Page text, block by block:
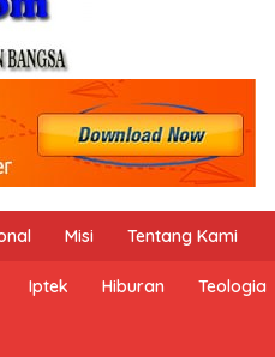
Misi Tentang Kami
Iptek Hiburan Teologia